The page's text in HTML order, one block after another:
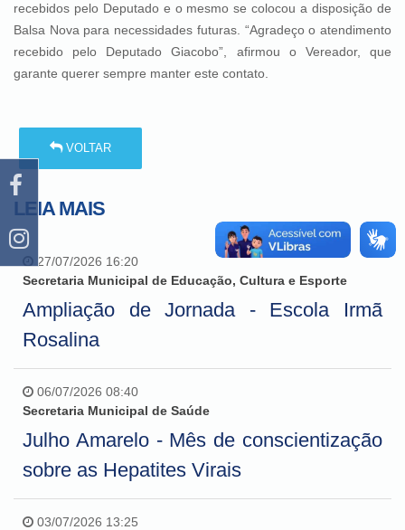
recebidos pelo Deputado e o mesmo se colocou a disposição de
Balsa Nova para necessidades futuras. “Agradeço o atendimento
recebido pelo Deputado Giacobo”, afirmou o Vereador, que
garante querer sempre manter este contato.
VOLTAR
LEIA MAIS
27/07/2026 16:20
Secretaria Municipal de Educação, Cultura e Esporte
Ampliação de Jornada - Escola Irmã
Rosalina
06/07/2026 08:40
Secretaria Municipal de Saúde
Julho Amarelo - Mês de conscientização
sobre as Hepatites Virais
03/07/2026 13:25